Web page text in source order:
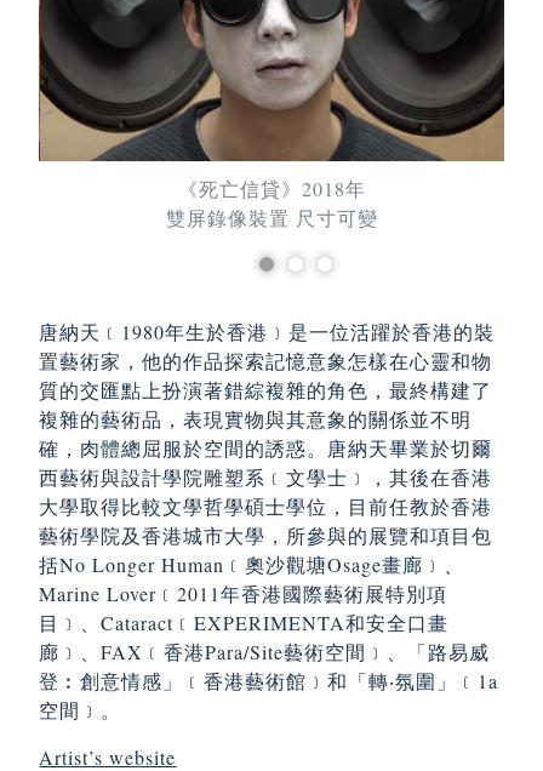
《死亡信貸》2018年
雙屏錄像裝置 尺寸可變
唐納天﹝1980年生於香港﹞是一位活躍於香港的裝
置藝術家，他的作品探索記憶意象怎樣在心靈和物
質的交匯點上扮演著錯綜複雜的角色，最終構建了
複雜的藝術品，表現實物與其意象的關係並不明
確，肉體總屈服於空間的誘惑。唐納天畢業於切爾
西藝術與設計學院雕塑系﹝文學士﹞，其後在香港
大學取得比較文學哲學碩士學位，目前任教於香港
藝術學院及香港城市大學，所參與的展覽和項目包
括No Longer Human﹝奧沙觀塘Osage畫廊﹞、
Marine Lover﹝2011年香港國際藝術展特別項
目﹞、Cataract﹝EXPERIMENTA和安全口畫
廊﹞、FAX﹝香港Para/Site藝術空間﹞、「路易威
登︰創意情感」﹝香港藝術館﹞和「轉‧氛圍」﹝1a
空間﹞。
Artist’s website